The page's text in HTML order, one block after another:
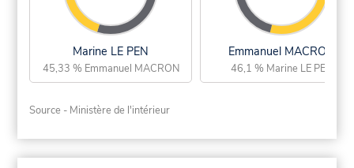
Marine LE PEN
45,33 % Emmanuel MACRON
Emmanuel MACRON
46,1 % Marine LE PEN
Source - Ministère de l'intérieur